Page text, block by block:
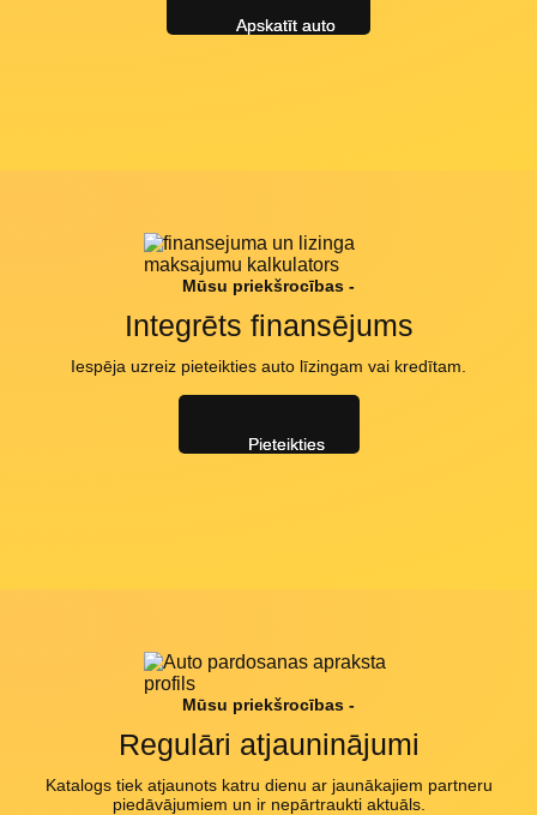
Mūsu priekšrocības -
Integrēts finansējums
Iespēja uzreiz pieteikties auto līzingam vai kredītam.
Mūsu priekšrocības -
Regulāri atjauninājumi
Katalogs tiek atjaunots katru dienu ar jaunākajiem partneru
piedāvājumiem un ir nepārtraukti aktuāls.